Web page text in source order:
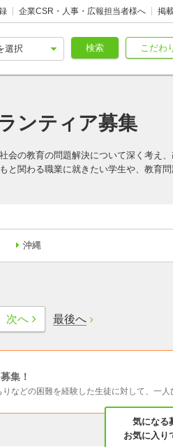
企業CSR・人事・広報担当者様へ 掲
こだわ
検索
ンティア募集
会の教育の問題解決について深く考え
と関わる職業に就きたい学生や、教育
沖縄
次へ 最後へ
集！
などの困難を経験した生徒に対して、一人
気になる
お気に入り